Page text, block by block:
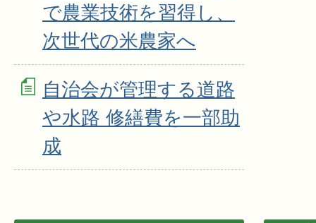
で農業技術を習得し、
次世代の米農家へ
自治会が管理する道路
や水路 修繕費を一部助
成